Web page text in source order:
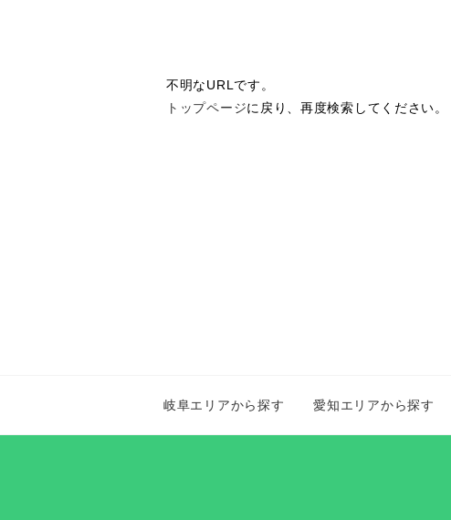
不明なURLです。
トップページに戻り、再度検索してください。
岐阜エリアから探す 愛知エリアから探す